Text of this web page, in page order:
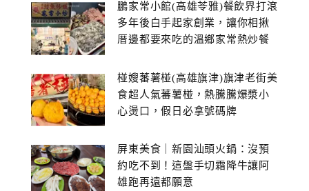
鵬家常小館(高雄苓雅)餐飲界打滾
多年後白手起家創業，讓你相揪
厝邊都要來吃的溫鄉家常熱炒餐
椪嫂蕃薯椪(高雄旗津)旗津老街美
食超人氣蕃薯椪，熱騰騰爆漿小
心燙口，假日必拿號碼牌
屏東美食｜新園汕頭火鍋：沒預
約吃不到！這盤手切霜降牛讓阿
雄跑再遠都願意